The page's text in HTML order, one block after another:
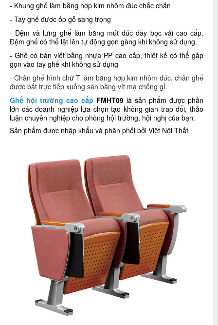
- Khung ghế làm bằng hợp kim nhôm đúc chắc chắn
- Tay ghế được ốp gỗ sang trọng
- Đệm và lưng ghế làm bằng mút đúc dày bọc vải cao cấp.
Đệm ghế có thể lật lên tự động gọn gàng khi không sử dụng.
- Ghế có bàn viết bằng nhựa PP cao cấp, thiết kế có thể gấp
gọn vào tay ghế khi không sử dụng
- Chân ghế hình chữ T làm bằng hợp kim nhôm đúc, chân ghế
được bắt trực tiếp xuống sàn bằng vít mạ chống gỉ.
Ghế hội trường cao cấp FMHT09 là sản phẩm được phần
lớn các doanh nghiệp lựa chọn tạo không gian trao đổi, thảo
luận chuyên nghiệp cho phòng hội trường, hội nghị của bạn.
Sản phẩm được nhập khẩu và phân phối bởi Việt Nội Thất